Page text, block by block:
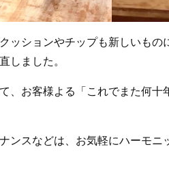
ッションやチップも新しいもの
しました。
、お客様よる「これでまた何十
ンスなどは、お気軽にハーモニ